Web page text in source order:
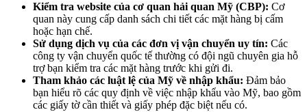
Kiểm tra website của cơ quan hải quan Mỹ (CBP): Cơ
quan này cung cấp danh sách chi tiết các mặt hàng bị cấm
hoặc hạn chế.
Sử dụng dịch vụ của các đơn vị vận chuyển uy tín: Các
công ty vận chuyển quốc tế thường có đội ngũ chuyên gia hỗ
trợ bạn kiểm tra các mặt hàng trước khi gửi đi.
Tham khảo các luật lệ của Mỹ về nhập khẩu: Đảm bảo
bạn hiểu rõ các quy định về việc nhập khẩu vào Mỹ, bao gồm
các giấy tờ cần thiết và giấy phép đặc biệt nếu có.